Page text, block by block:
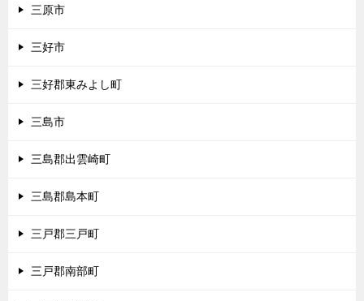
三原市
三好市
三好郡東みよし町
三島市
三島郡出雲崎町
三島郡島本町
三戸郡三戸町
三戸郡南部町